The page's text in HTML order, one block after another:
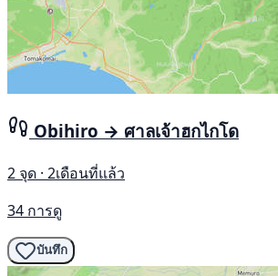
Obihiro → ศาลเจ้าฮกไกโด
2 จุด · 2เดือนที่แล้ว
34 การดู
บันทึก